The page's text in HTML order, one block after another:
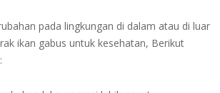
pada lingkungan di dalam atau di luar
ikan gabus untuk kesehatan, Berikut